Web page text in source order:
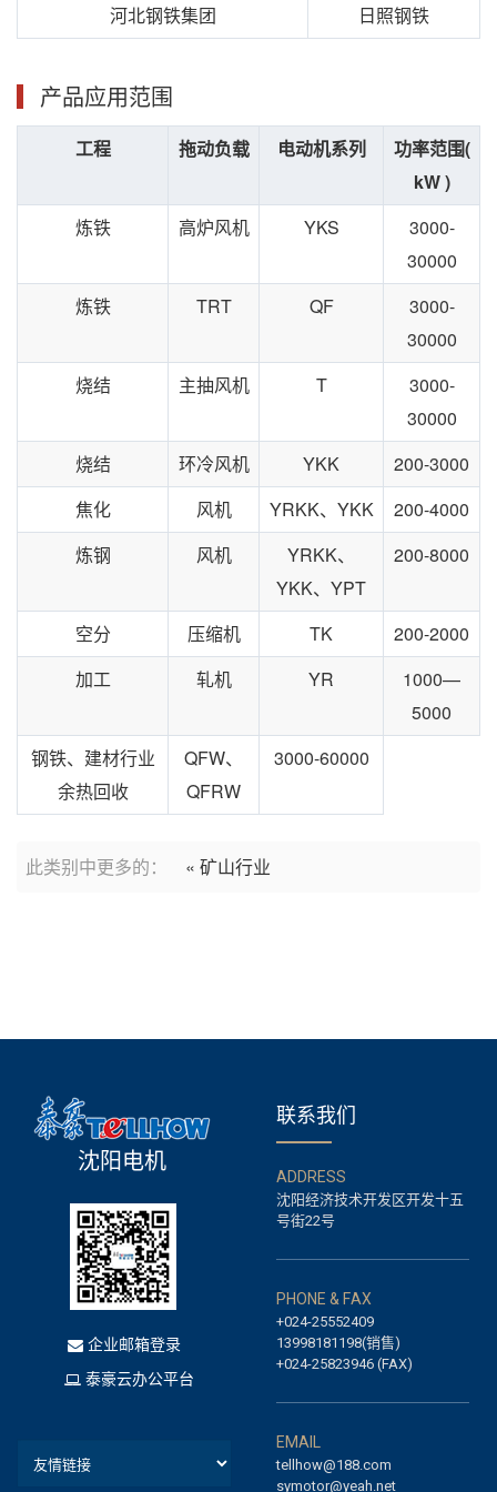
河北钢铁集团 日照钢铁
产品应用范围
工程 拖动负载 电动机系列
功率范围(
kW )
炼铁
高炉风机 YKS
3000-
30000
炼铁
TRT QF
3000-
30000
烧结
主抽风机 T
3000-
30000
烧结
环冷风机 YKK
200-3000
焦化
风机 YRKK、YKK
200-4000
炼钢
风机
YRKK、
YKK、YPT
200-8000
空分 压缩机 TK
200-2000
加工
轧机 YR
1000—
5000
钢铁、建材行业
余热回收
QFW、
QFRW
3000-60000
此类别中更多的： « 矿山行业
沈阳 电机
企业邮箱登录
泰豪云办公平台
联系我们
ADDRESS
沈阳经济技术开发区开发十五
号街22号
PHON E & FAX
+024-25552409
13998181198(销售)
+024-25823946 (FAX)
EMA
tellhow@188.com
symotor@yeah.net